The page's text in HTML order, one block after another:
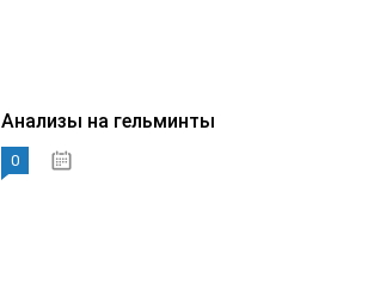
Анализы на гельминты
0